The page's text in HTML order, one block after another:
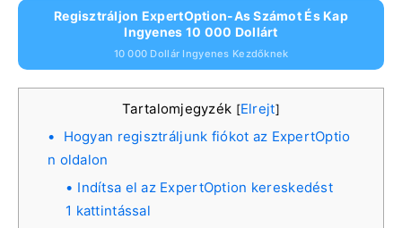
Regisztráljon ExpertOption-As Számot És Kap
Ingyenes 10 000 Dollárt
10 000 Dollár Ingyenes Kezdőknek
Tartalomjegyzék [Elrejt]
Hogyan regisztráljunk fiókot az ExpertOptio
n oldalon
Indítsa el az ExpertOption kereskedést
1 kattintással